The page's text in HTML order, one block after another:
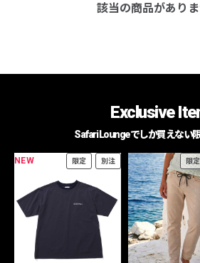
該当の商品があり
Exclusive
Safari Loungeでしか買えない
NEW 限定 別注 限定